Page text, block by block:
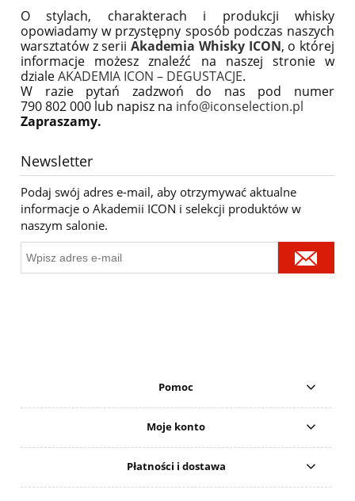
O stylach, charakterach i produkcji whisky
opowiadamy w przystępny sposób podczas naszych
warsztatów z seriiAkademia Whisky ICON, o której
informacje możesz znaleźć na naszej stronie w
dzialeAKADEMIA ICON – DEGUSTACJE.
W razie pytań zadzwoń do nas pod numer
790 802 000 lub napisz na info@iconselection.pl
Zapraszamy.
Newsletter
Podaj swój adres e-mail, aby otrzymywać aktualne
informacje o Akademii ICON i selekcji produktów w
naszym salonie.
Pomoc
Moje konto
Płatności i dostawa